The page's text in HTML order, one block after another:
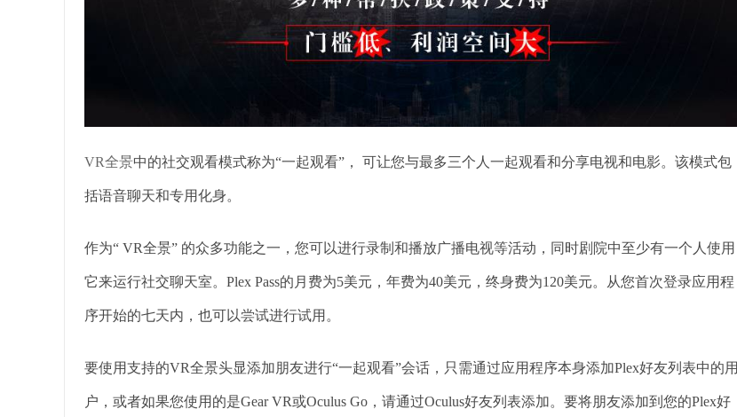
VR全景中的社交观看模式称为“一起观看”， 可让您与最多三个人一起观看和分享电视和电影。该模式包
括语音聊天和专用化身。
作为“ VR全景” 的众多功能之一，您可以进行录制和播放广播电视等活动，同时剧院中至少有一个人使用
它来运行社交聊天室。Plex Pass的月费为5美元，年费为40美元，终身费为120美元。从您首次登录应用程
序开始的七天内，也可以尝试进行试用。
要使用支持的VR全景头显添加朋友进行“一起观看”会话，只需通过应用程序本身添加Plex好友列表中的用
户，或者如果您使用的是Gear VR或Oculus Go，请通过Oculus好友列表添加。要将朋友添加到您的Plex好